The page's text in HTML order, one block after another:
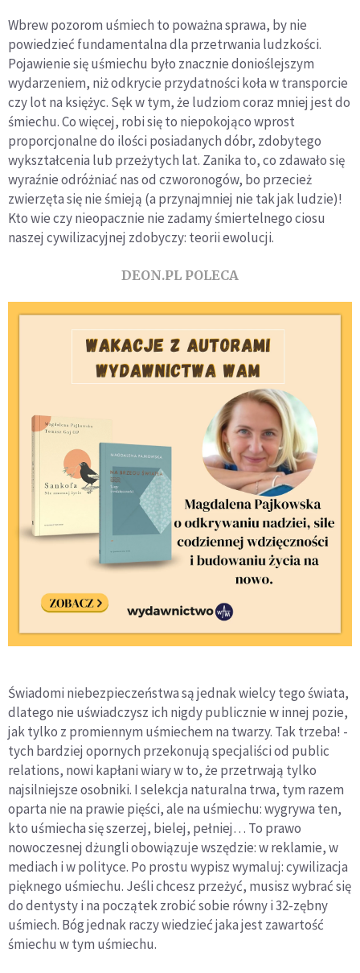
Wbrew pozorom uśmiech to poważna sprawa, by nie
powiedzieć fundamentalna dla przetrwania ludzkości.
Pojawienie się uśmiechu było znacznie donioślejszym
wydarzeniem, niż odkrycie przydatności koła w transporcie
czy lot na księżyc. Sęk w tym, że ludziom coraz mniej jest do
śmiechu. Co więcej, robi się to niepokojąco wprost
proporcjonalne do ilości posiadanych dóbr, zdobytego
wykształcenia lub przeżytych lat. Zanika to, co zdawało się
wyraźnie odróżniać nas od czworonogów, bo przecież
zwierzęta się nie śmieją (a przynajmniej nie tak jak ludzie)!
Kto wie czy nieopacznie nie zadamy śmiertelnego ciosu
naszej cywilizacyjnej zdobyczy: teorii ewolucji.
DEON.PL POLECA
Świadomi niebezpieczeństwa są jednak wielcy tego świata,
dlatego nie uświadczysz ich nigdy publicznie w innej pozie,
jak tylko z promiennym uśmiechem na twarzy. Tak trzeba! -
tych bardziej opornych przekonują specjaliści od public
relations, nowi kapłani wiary w to, że przetrwają tylko
najsilniejsze osobniki. I selekcja naturalna trwa, tym razem
oparta nie na prawie pięści, ale na uśmiechu: wygrywa ten,
kto uśmiecha się szerzej, bielej, pełniej… To prawo
nowoczesnej dżungli obowiązuje wszędzie: w reklamie, w
mediach i w polityce. Po prostu wypisz wymaluj: cywilizacja
pięknego uśmiechu. Jeśli chcesz przeżyć, musisz wybrać się
do dentysty i na początek zrobić sobie równy i 32-zębny
uśmiech. Bóg jednak raczy wiedzieć jaka jest zawartość
śmiechu w tym uśmiechu.